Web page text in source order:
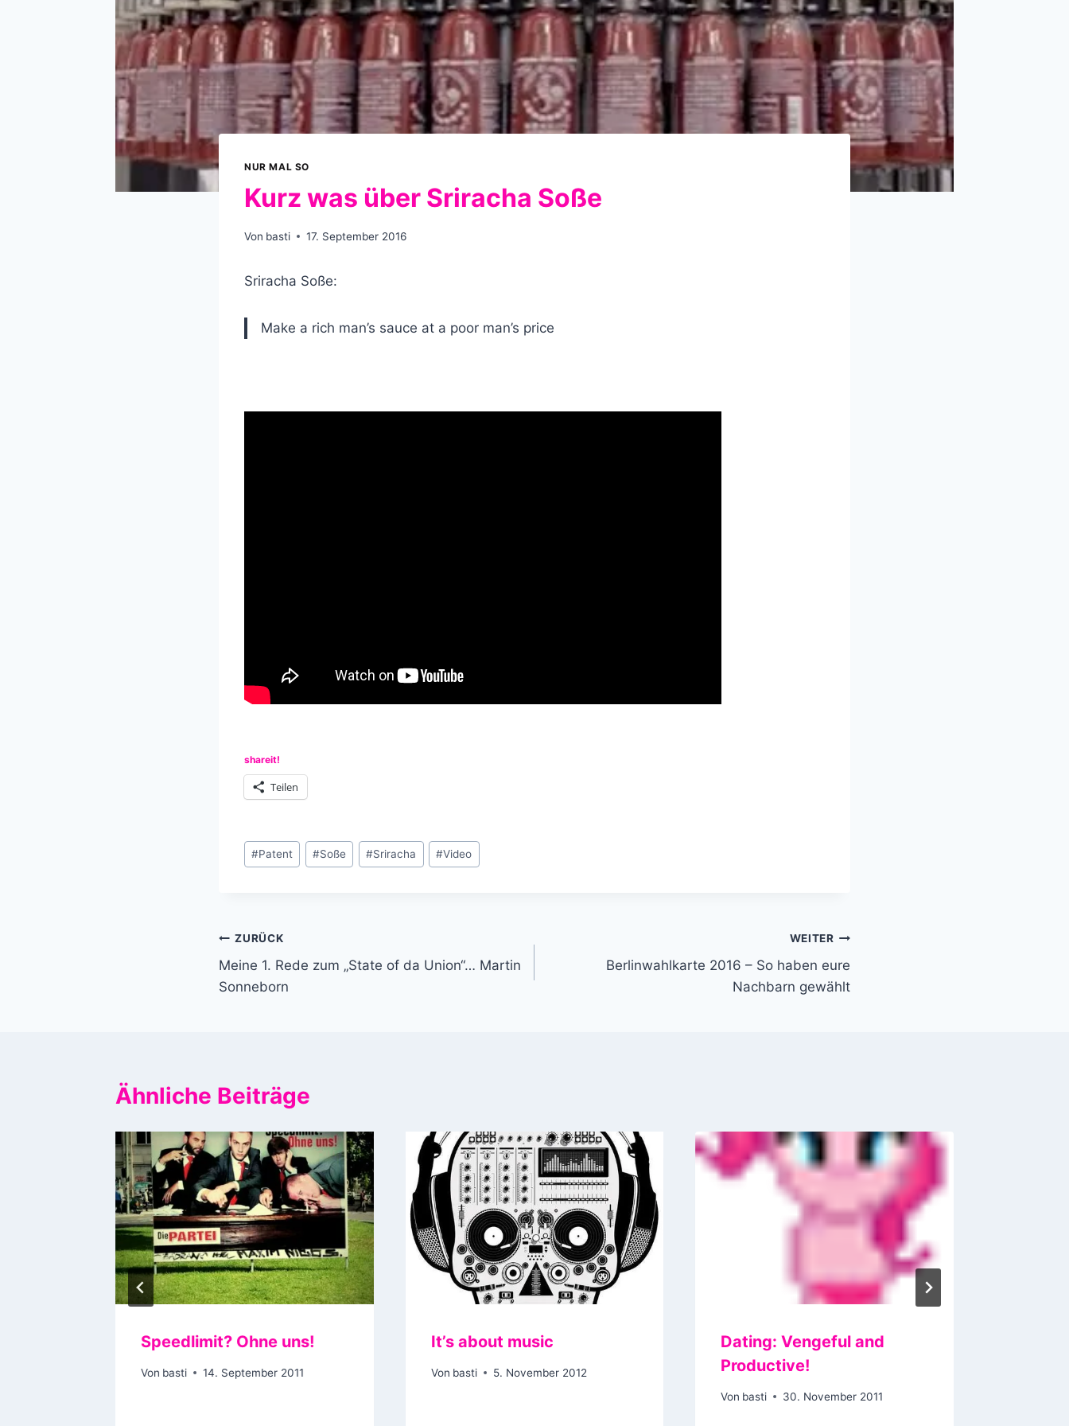
NUR MAL SO
Kurz was über Sriracha Soße
Von basti 17. September 2016
Sriracha Soße:
Make a rich man’s sauce at a poor man’s price
shareit!
Teilen
Schlagworte:
#Patent #Soße #Sriracha #Video
Beitragsnavigation
ZURÜCK
Meine 1. Rede zum „State of da Union“… Martin
Sonneborn
WEITER
Berlinwahlkarte 2016 – So haben eure
Nachbarn gewählt
Ähnliche Beiträge
Speedlimit? Ohne uns!
Von basti 14. September 2011
It’s about music
Von basti 5. November 2012
Dating: Vengeful and
Productive!
Von basti 30. November 2011